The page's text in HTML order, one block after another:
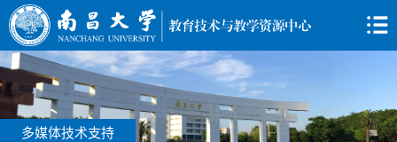
多媒体技术支持